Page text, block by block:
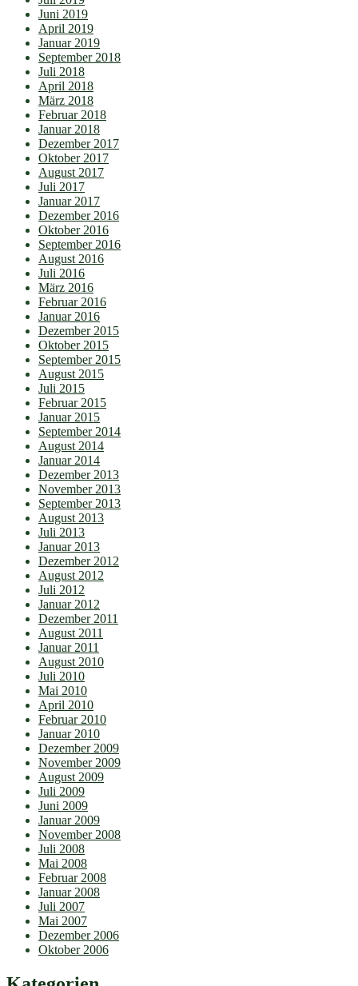
Juni 2019
April 2019
Januar 2019
September 2018
Juli 2018
April 2018
März 2018
Februar 2018
Januar 2018
Dezember 2017
Oktober 2017
August 2017
Juli 2017
Januar 2017
Dezember 2016
Oktober 2016
September 2016
August 2016
Juli 2016
März 2016
Februar 2016
Januar 2016
Dezember 2015
Oktober 2015
September 2015
August 2015
Juli 2015
Februar 2015
Januar 2015
September 2014
August 2014
Januar 2014
Dezember 2013
November 2013
September 2013
August 2013
Juli 2013
Januar 2013
Dezember 2012
August 2012
Juli 2012
Januar 2012
Dezember 2011
August 2011
Januar 2011
August 2010
Juli 2010
Mai 2010
April 2010
Februar 2010
Januar 2010
Dezember 2009
November 2009
August 2009
Juli 2009
Juni 2009
Januar 2009
November 2008
Juli 2008
Mai 2008
Februar 2008
Januar 2008
Juli 2007
Mai 2007
Dezember 2006
Oktober 2006